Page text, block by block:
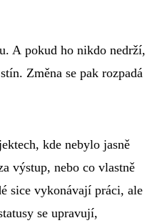
A pokud ho nikdo nedrží,
Změna se pak rozpadá
kde nebylo jasně
výstup, nebo co vlastně
sice vykonávají práci, ale
se upravují,